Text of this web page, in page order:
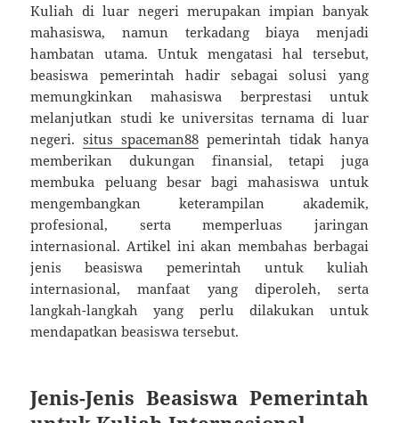
Kuliah di luar negeri merupakan impian banyak
mahasiswa, namun terkadang biaya menjadi
hambatan utama. Untuk mengatasi hal tersebut,
beasiswa pemerintah hadir sebagai solusi yang
memungkinkan mahasiswa berprestasi untuk
melanjutkan studi ke universitas ternama di luar
negeri.situs spaceman88 pemerintah tidak hanya
memberikan dukungan finansial, tetapi juga
membuka peluang besar bagi mahasiswa untuk
mengembangkan keterampilan akademik,
profesional, serta memperluas jaringan
internasional. Artikel ini akan membahas berbagai
jenis beasiswa pemerintah untuk kuliah
internasional, manfaat yang diperoleh, serta
langkah-langkah yang perlu dilakukan untuk
mendapatkan beasiswa tersebut.
Jenis-Jenis Beasiswa Pemerintah